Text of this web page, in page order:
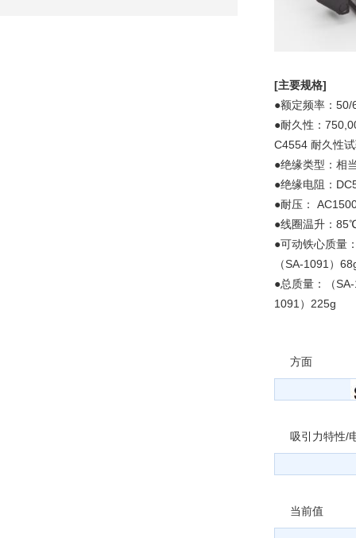
[主要规格]
●额定频率：50/
●耐久性：
C4554 耐久性
●绝缘类型：相
●绝缘电阻：
●耐压：
●线圈温升：
●可动铁心质量
（SA-1091）
●总质量：（
1091）225g
方面
吸引力特性/
当前值